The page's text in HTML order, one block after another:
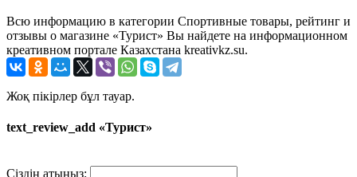
Всю информацию в категории Спортивные товары, рейтинг и
отзывы о магазине «Турист» Вы найдете на информационном
креативном портале Казахстана kreativkz.su.
Жоқ пікірлер бұл тауар.
text_review_add «Турист»
Сіздің атыңыз: